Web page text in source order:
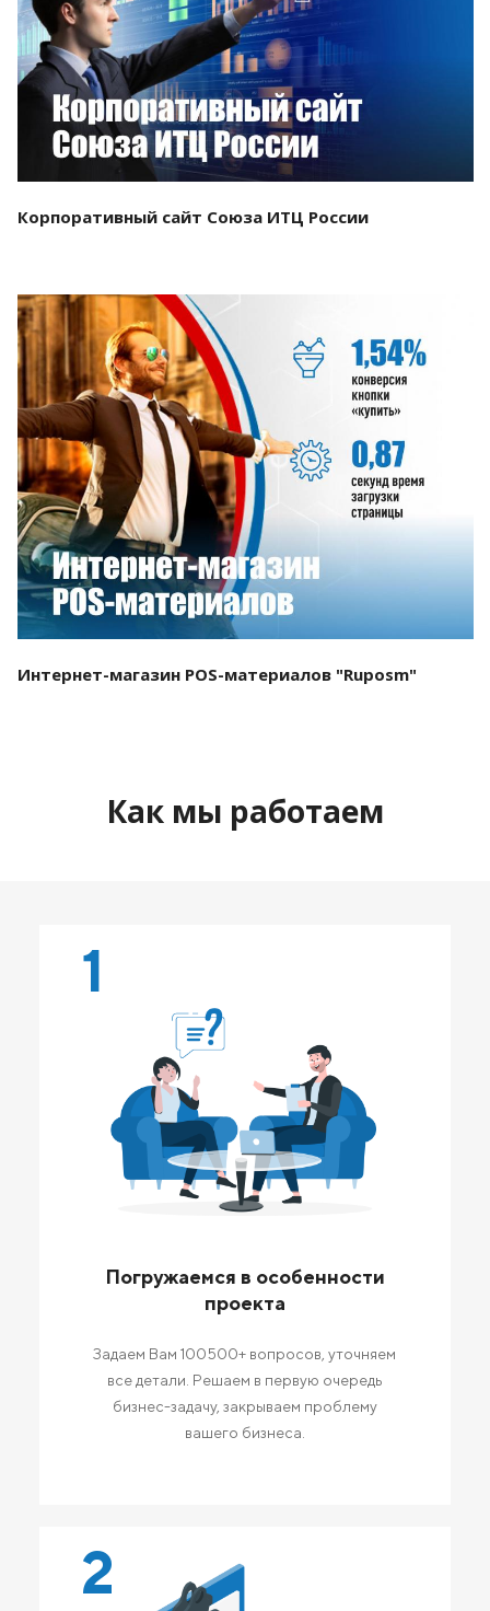
Смотреть проект
Корпоративный сайт Союза ИТЦ России
Смотреть проект
Интернет-магазин POS-материалов "Ruposm"
Как мы работаем
1
Погружаемся в особенности
проекта
Задаем Вам 100500+ вопросов, уточняем
все детали. Решаем в первую очередь
бизнес-задачу, закрываем проблему
вашего бизнеса.
2